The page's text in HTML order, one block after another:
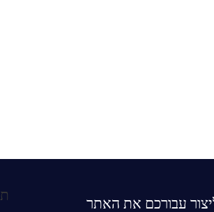
עבורכם את האתר